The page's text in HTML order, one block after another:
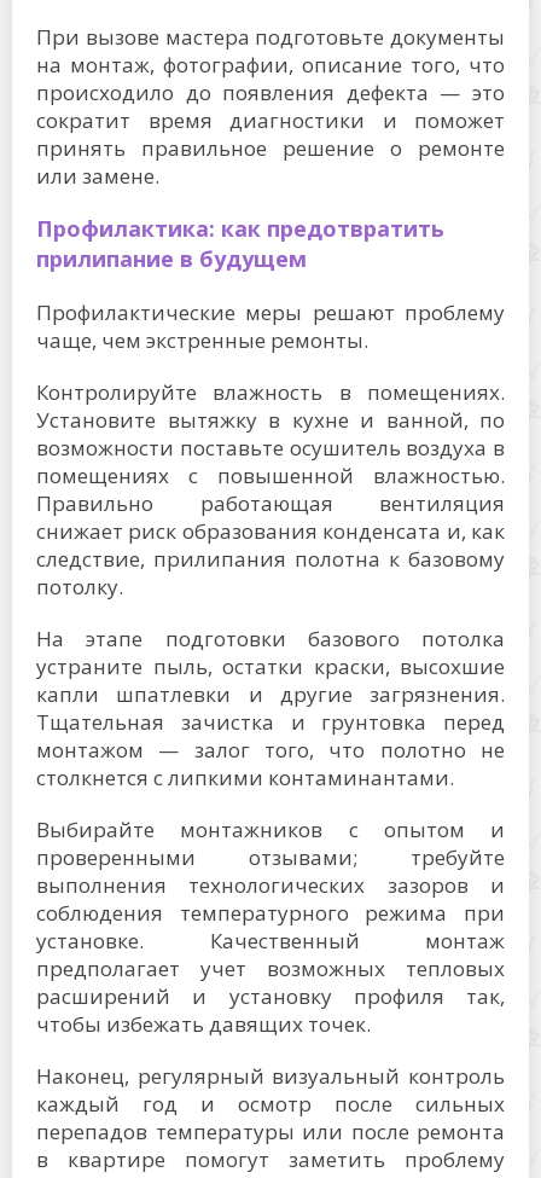
При вызове мастера подготовьте документы
на монтаж, фотографии, описание того, что
происходило до появления дефекта — это
сократит время диагностики и поможет
принять правильное решение о ремонте
или замене.
Профилактика: как предотвратить
прилипание в будущем
Профилактические меры решают проблему
чаще, чем экстренные ремонты.
Контролируйте влажность в помещениях.
Установите вытяжку в кухне и ванной, по
возможности поставьте осушитель воздуха в
помещениях с повышенной влажностью.
Правильно работающая вентиляция
снижает риск образования конденсата и, как
следствие, прилипания полотна к базовому
потолку.
На этапе подготовки базового потолка
устраните пыль, остатки краски, высохшие
капли шпатлевки и другие загрязнения.
Тщательная зачистка и грунтовка перед
монтажом — залог того, что полотно не
столкнется с липкими контаминантами.
Выбирайте монтажников с опытом и
проверенными отзывами; требуйте
выполнения технологических зазоров и
соблюдения температурного режима при
установке. Качественный монтаж
предполагает учет возможных тепловых
расширений и установку профиля так,
чтобы избежать давящих точек.
Наконец, регулярный визуальный контроль
каждый год и осмотр после сильных
перепадов температуры или после ремонта
в квартире помогут заметить проблему